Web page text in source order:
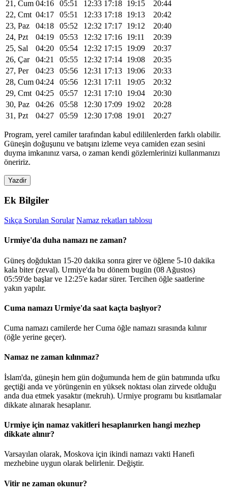
21, Cum 04:16 05:51 12:33 17:18 19:15
20:44
22, Cmt 04:17 05:51 12:33 17:18 19:13
20:42
23, Paz
04:18 05:52 12:32 17:17 19:12
20:40
24, Pzt
04:19 05:53 12:32 17:16 19:11
20:39
25, Sal
04:20 05:54 12:32 17:15 19:09
20:37
26, Çar
04:21 05:55 12:32 17:14 19:08
20:35
27, Per
04:23 05:56 12:31 17:13 19:06
20:33
28, Cum 04:24 05:56 12:31 17:11 19:05
20:32
29, Cmt 04:25 05:57 12:31 17:10 19:04
20:30
30, Paz
04:26 05:58 12:30 17:09 19:02
20:28
31, Pzt
04:27 05:59 12:30 17:08 19:01 20:27
Program, yerel camiler tarafından kabul edililenlerden farklı olabilir.
Güneşin doğuşunu ve batışını izleme veya camiden ezan sesini
duyma imkanınız varsa, o zaman kendi gözlemlerinizi kullanmanızı
öneririz.
Yazdir
Ek Bilgiler
Sıkça Sorulan Sorular Namaz rekatları tablosu
Urmiye'da duha namazı ne zaman?
Güneş doğduktan 15-20 dakika sonra girer ve öğlene 5-10 dakika
kala biter (zeval). Urmiye'da bu dönem bugün (08 Ağustos)
05:59'de başlar ve 12:25'e kadar sürer. Tercihen öğle saatlerine
yakın yapılır.
Cuma namazı Urmiye'da saat kaçta başlıyor?
Cuma namazı camilerde her Cuma öğle namazı sırasında kılınır
(öğle yerine geçer).
Namaz ne zaman kılınmaz?
İslam'da, güneşin hem gün doğumunda hem de gün batımında ufku
geçtiği anda ve yörüngenin en yüksek noktası olan zirvede olduğu
anda dua etmek yasaktır (mekruh). Urmiye programı bu kısıtlamalar
dikkate alınarak hesaplanır.
Urmiye için namaz vakitleri hesaplanırken hangi mezhep
dikkate alınır?
Varsayılan olarak, Moskova için ikindi namazı vakti Hanefi
mezhebine uygun olarak belirlenir. Değiştir.
Vitir ne zaman okunur?